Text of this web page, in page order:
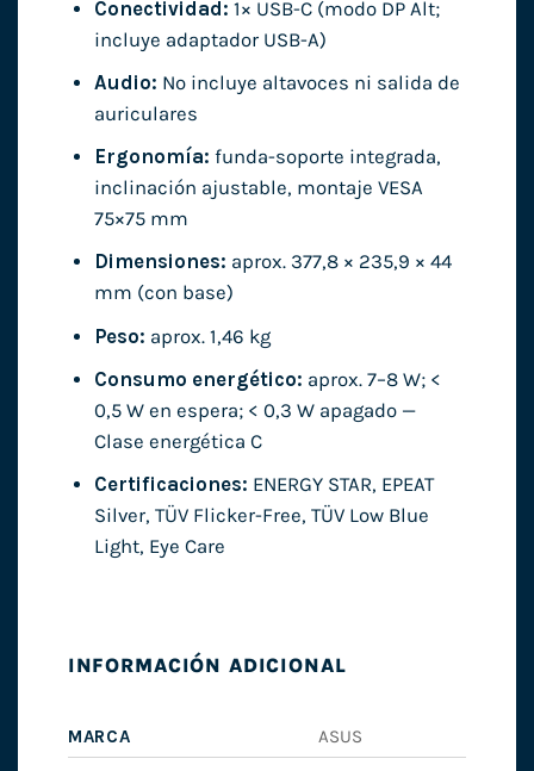
Conectividad: 1× USB-C (modo DP Alt;
incluye adaptador USB-A)
Audio: No incluye altavoces ni salida de
auriculares
Ergonomía: funda-soporte integrada,
inclinación ajustable, montaje VESA
75×75 mm
Dimensiones: aprox. 377,8 × 235,9 × 44
mm (con base)
Peso: aprox. 1,46 kg
Consumo energético: aprox. 7–8 W; <
0,5 W en espera; < 0,3 W apagado —
Clase energética C
Certificaciones: ENERGY STAR, EPEAT
Silver, TÜV Flicker-Free, TÜV Low Blue
Light, Eye Care
INFORMACIÓN ADICIONAL
MARCA
ASUS